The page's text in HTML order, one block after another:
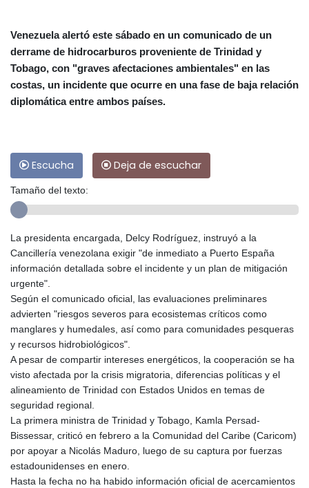
Venezuela alertó este sábado en un comunicado de un
derrame de hidrocarburos proveniente de Trinidad y
Tobago, con "graves afectaciones ambientales" en las
costas, un incidente que ocurre en una fase de baja relación
diplomática entre ambos países.
Escucha Deja de escuchar
Tamaño del texto:
La presidenta encargada, Delcy Rodríguez, instruyó a la
Cancillería venezolana exigir "de inmediato a Puerto España
información detallada sobre el incidente y un plan de mitigación
urgente".
Según el comunicado oficial, las evaluaciones preliminares
advierten "riesgos severos para ecosistemas críticos como
manglares y humedales, así como para comunidades pesqueras
y recursos hidrobiológicos".
A pesar de compartir intereses energéticos, la cooperación se ha
visto afectada por la crisis migratoria, diferencias políticas y el
alineamiento de Trinidad con Estados Unidos en temas de
seguridad regional.
La primera ministra de Trinidad y Tobago, Kamla Persad-
Bissessar, criticó en febrero a la Comunidad del Caribe (Caricom)
por apoyar a Nicolás Maduro, luego de su captura por fuerzas
estadounidenses en enero.
Hasta la fecha no ha habido información oficial de acercamientos